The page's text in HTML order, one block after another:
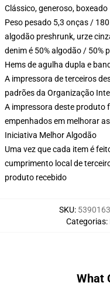
Clássico, generoso, boxeado
Peso pesado 5,3 onças /
algodão preshrunk, urze
denim é 50% algodão / 50%
Hems de agulha dupla e
A impressora de terceiros
padrões da Organização
A impressora deste produto
empenhados em melhorar
Iniciativa Melhor Algodão
Uma vez que cada item é
cumprimento local de
produto recebido
SKU:
Categorias:
What